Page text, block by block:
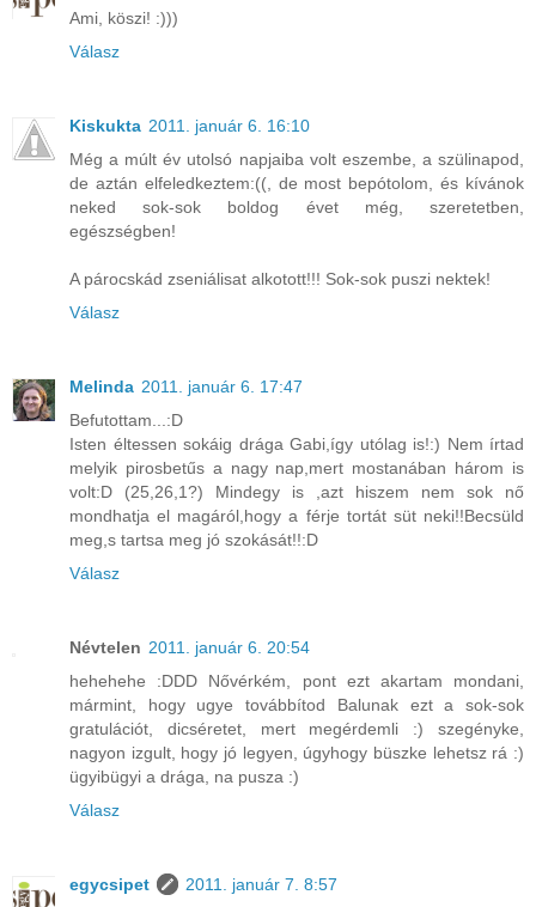
Ami, köszi! :)))
Válasz
Kiskukta 2011. január 6. 16:10
Még a múlt év utolsó napjaiba volt eszembe, a szülinapod,
de aztán elfeledkeztem:((, de most bepótolom, és kívánok
neked sok-sok boldog évet még, szeretetben,
egészségben!
A párocskád zseniálisat alkotott!!! Sok-sok puszi nektek!
Válasz
Melinda 2011. január 6. 17:47
Befutottam...:D
Isten éltessen sokáig drága Gabi,így utólag is!:) Nem írtad
melyik pirosbetűs a nagy nap,mert mostanában három is
volt:D (25,26,1?) Mindegy is ,azt hiszem nem sok nő
mondhatja el magáról,hogy a férje tortát süt neki!!Becsüld
meg,s tartsa meg jó szokását!!:D
Válasz
Névtelen 2011. január 6. 20:54
hehehehe :DDD Nővérkém, pont ezt akartam mondani,
mármint, hogy ugye továbbítod Balunak ezt a sok-sok
gratulációt, dicséretet, mert megérdemli :) szegényke,
nagyon izgult, hogy jó legyen, úgyhogy büszke lehetsz rá :)
ügyibügyi a drága, na pusza :)
Válasz
egycsipet
2011. január 7. 8:57